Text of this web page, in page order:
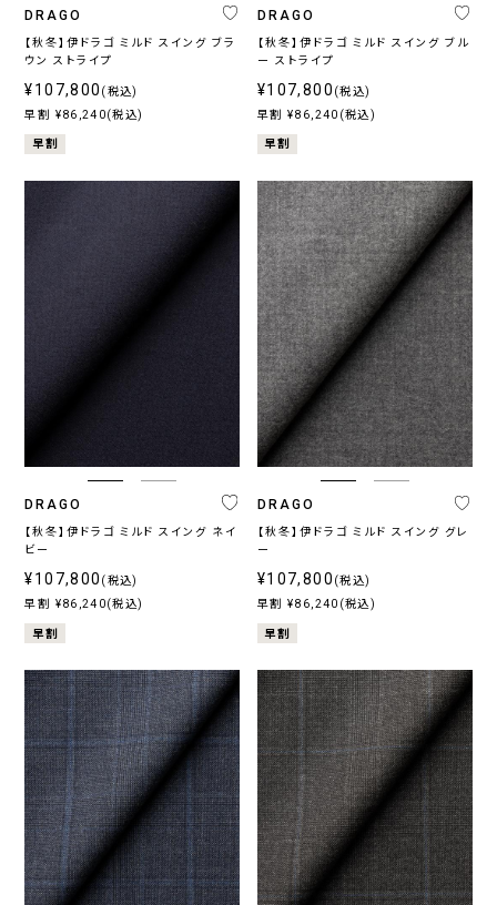
DRAGO
【秋冬】伊ドラゴ ミルド スイング ブラ
ウン ストライプ
¥107,800 (税込)
早割 ¥86,240(税込)
早割
DRAGO
【秋冬】伊ドラゴ ミルド スイング ブル
ー ストライプ
¥107,800 (税込)
早割 ¥86,240(税込)
早割
DRAGO
【秋冬】伊ドラゴ ミルド スイング ネイ
ビー
¥107,800 (税込)
早割 ¥86,240(税込)
早割
DRAGO
【秋冬】伊ドラゴ ミルド スイング グレ
ー
¥107,800 (税込)
早割 ¥86,240(税込)
早割